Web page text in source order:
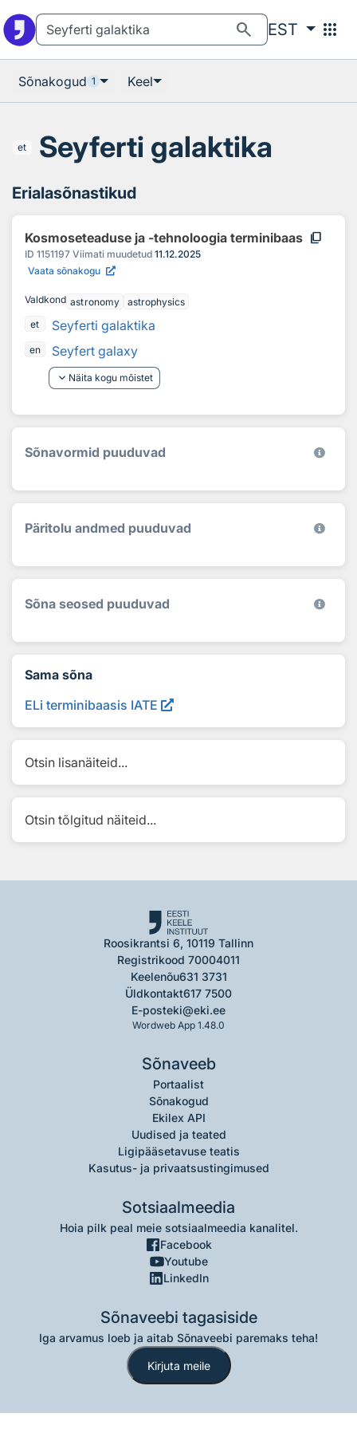
search EST apps
Sõnakogud 1 Keel
et Seyferti galaktika
Erialasõnastikud
Kosmoseteaduse ja -tehnoloogia terminibaas content_copy
ID 1151197 Viimati muudetud 11.12.2025
Vaata sõnakogu
Valdkond astronomy
astrophysics
et
Seyferti galaktika
en
Seyfert galaxy
keyboard_arrow_down Näita kogu mõistet
Sõnavormid puuduvad
Päritolu andmed puuduvad
Sõna seosed puuduvad
Sama sõna
ELi terminibaasis IATE
Otsin lisanäiteid...
Otsin tõlgitud näiteid...
Roosikrantsi 6, 10119 Tallinn
Registrikood 70004011
Keelenõu631 3731
Üldkontakt617 7500
E-posteki@eki.ee
Wordweb App 1.48.0
Sõnaveeb
Portaalist
Sõnakogud
Ekilex API
Uudised ja teated
Ligipääsetavuse teatis
Kasutus- ja privaatsustingimused
Sotsiaalmeedia
Hoia pilk peal meie sotsiaalmeedia kanalitel.
Facebook
Youtube
LinkedIn
Sõnaveebi tagasiside
Iga arvamus loeb ja aitab Sõnaveebi paremaks teha!
Kirjuta meile